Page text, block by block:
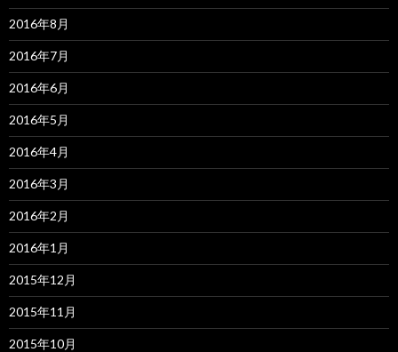
2016年8月
2016年7月
2016年6月
2016年5月
2016年4月
2016年3月
2016年2月
2016年1月
2015年12月
2015年11月
2015年10月